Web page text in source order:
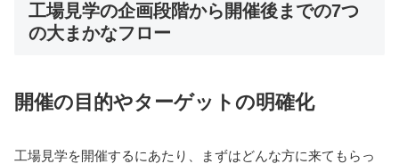
工場見学の企画段階から開催後までの7つ
の大まかなフロー
開催の目的やターゲットの明確化
工場見学を開催するにあたり、まずはどんな方に来てもらっ